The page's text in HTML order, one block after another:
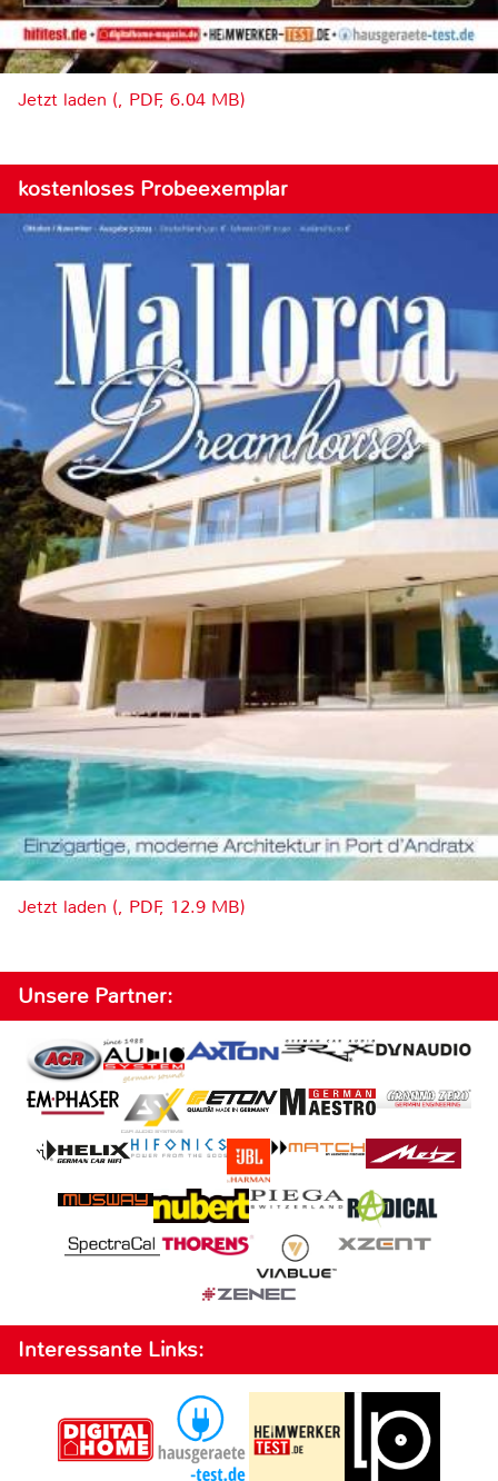
Jetzt laden (, PDF, 6.04 MB)
kostenloses Probeexemplar
Jetzt laden (, PDF, 12.9 MB)
Unsere Partner:
Interessante Links: